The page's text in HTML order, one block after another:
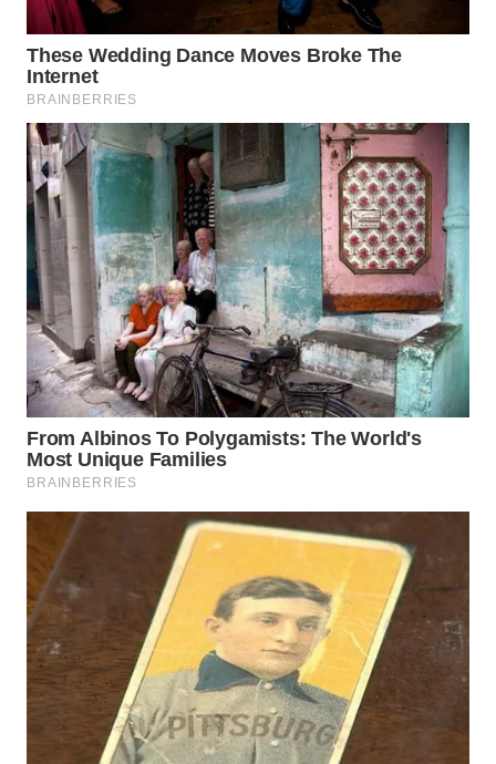
WN
JATENG
NUSANTARA
WN
JOGJA
WN
JATIM
WN
BALI
WN
KALBAR
WN
KALTENG
WN
KALTARA
WN